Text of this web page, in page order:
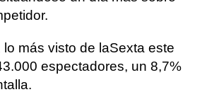
lo más visto de laSexta este
espectadores, un 8,7%